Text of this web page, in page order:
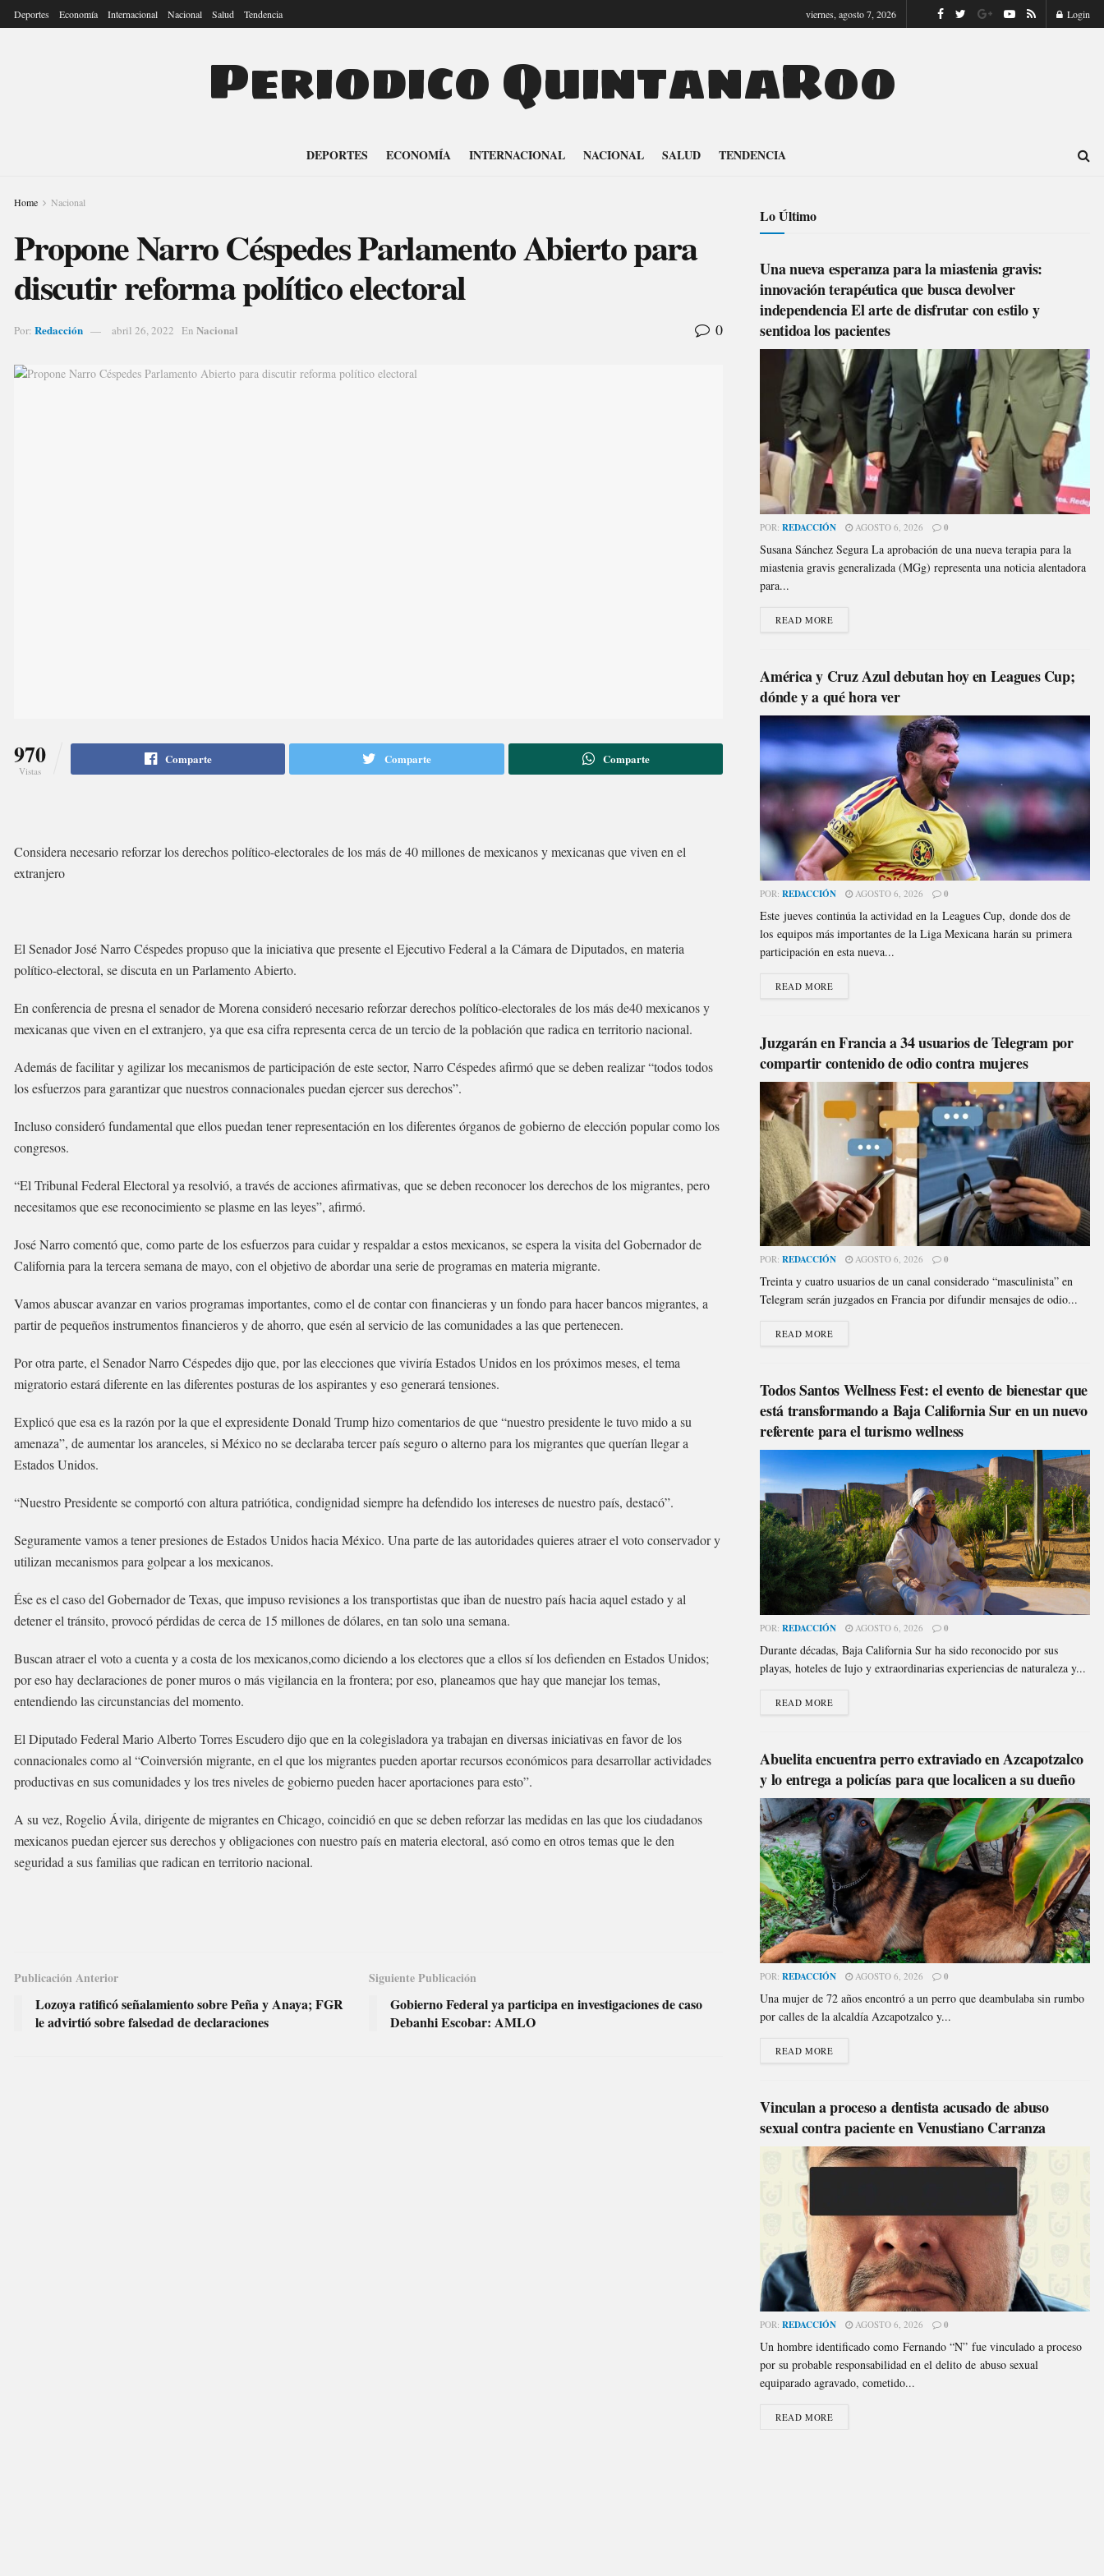
Deportes Economía Internacional Nacional Salud Tendencia viernes, agosto 7, 2026 Login
Periodico QuintanaRoo
DEPORTES ECONOMÍA INTERNACIONAL NACIONAL SALUD TENDENCIA
Home Nacional
Propone Narro Céspedes Parlamento Abierto para
discutir reforma político electoral
Por: Redacción abril 26, 2022 En Nacional 0
970
Vistas
Comparte Comparte Comparte
Considera necesario reforzar los derechos político-electorales de los más de 40 millones de mexicanos y mexicanas que viven en el
extranjero
El Senador José Narro Céspedes propuso que la iniciativa que presente el Ejecutivo Federal a la Cámara de Diputados, en materia
político-electoral, se discuta en un Parlamento Abierto.
En conferencia de presna el senador de Morena consideró necesario reforzar derechos político-electorales de los más de40 mexicanos y
mexicanas que viven en el extranjero, ya que esa cifra representa cerca de un tercio de la población que radica en territorio nacional.
Además de facilitar y agilizar los mecanismos de participación de este sector, Narro Céspedes afirmó que se deben realizar “todos todos
los esfuerzos para garantizar que nuestros connacionales puedan ejercer sus derechos”.
Incluso consideró fundamental que ellos puedan tener representación en los diferentes órganos de gobierno de elección popular como los
congresos.
“El Tribunal Federal Electoral ya resolvió, a través de acciones afirmativas, que se deben reconocer los derechos de los migrantes, pero
necesitamos que ese reconocimiento se plasme en las leyes”, afirmó.
José Narro comentó que, como parte de los esfuerzos para cuidar y respaldar a estos mexicanos, se espera la visita del Gobernador de
California para la tercera semana de mayo, con el objetivo de abordar una serie de programas en materia migrante.
Vamos abuscar avanzar en varios programas importantes, como el de contar con financieras y un fondo para hacer bancos migrantes, a
partir de pequeños instrumentos financieros y de ahorro, que esén al servicio de las comunidades a las que pertenecen.
Por otra parte, el Senador Narro Céspedes dijo que, por las elecciones que viviría Estados Unidos en los próximos meses, el tema
migratorio estará diferente en las diferentes posturas de los aspirantes y eso generará tensiones.
Explicó que esa es la razón por la que el expresidente Donald Trump hizo comentarios de que “nuestro presidente le tuvo mido a su
amenaza”, de aumentar los aranceles, si México no se declaraba tercer país seguro o alterno para los migrantes que querían llegar a
Estados Unidos.
“Nuestro Presidente se comportó con altura patriótica, condignidad siempre ha defendido los intereses de nuestro país, destacó”.
Seguramente vamos a tener presiones de Estados Unidos hacia México. Una parte de las autoridades quieres atraer el voto conservador y
utilizan mecanismos para golpear a los mexicanos.
Ése es el caso del Gobernador de Texas, que impuso revisiones a los transportistas que iban de nuestro país hacia aquel estado y al
detener el tránsito, provocó pérdidas de cerca de 15 millones de dólares, en tan solo una semana.
Buscan atraer el voto a cuenta y a costa de los mexicanos,como diciendo a los electores que a ellos sí los defienden en Estados Unidos;
por eso hay declaraciones de poner muros o más vigilancia en la frontera; por eso, planeamos que hay que manejar los temas,
entendiendo las circunstancias del momento.
El Diputado Federal Mario Alberto Torres Escudero dijo que en la colegisladora ya trabajan en diversas iniciativas en favor de los
connacionales como al “Coinversión migrante, en el que los migrantes pueden aportar recursos económicos para desarrollar actividades
productivas en sus comunidades y los tres niveles de gobierno pueden hacer aportaciones para esto”.
A su vez, Rogelio Ávila, dirigente de migrantes en Chicago, coincidió en que se deben reforzar las medidas en las que los ciudadanos
mexicanos puedan ejercer sus derechos y obligaciones con nuestro país en materia electoral, asó como en otros temas que le den
seguridad a sus familias que radican en territorio nacional.
Publicación Anterior
Lozoya ratificó señalamiento sobre Peña y Anaya; FGR
le advirtió sobre falsedad de declaraciones
Siguiente Publicación
Gobierno Federal ya participa en investigaciones de caso
Debanhi Escobar: AMLO
Lo Último
Una nueva esperanza para la miastenia gravis:
innovación terapéutica que busca devolver
independencia El arte de disfrutar con estilo y
sentidoa los pacientes
POR: REDACCIÓN AGOSTO 6, 2026 0
Susana Sánchez Segura La aprobación de una nueva terapia para la
miastenia gravis generalizada (MGg) representa una noticia alentadora
para...
READ MORE
América y Cruz Azul debutan hoy en Leagues Cup;
dónde y a qué hora ver
POR: REDACCIÓN AGOSTO 6, 2026 0
Este jueves continúa la actividad en la Leagues Cup, donde dos de
los equipos más importantes de la Liga Mexicana harán su primera
participación en esta nueva...
READ MORE
Juzgarán en Francia a 34 usuarios de Telegram por
compartir contenido de odio contra mujeres
POR: REDACCIÓN AGOSTO 6, 2026 0
Treinta y cuatro usuarios de un canal considerado “masculinista” en
Telegram serán juzgados en Francia por difundir mensajes de odio...
READ MORE
Todos Santos Wellness Fest: el evento de bienestar que
está transformando a Baja California Sur en un nuevo
referente para el turismo wellness
POR: REDACCIÓN AGOSTO 6, 2026 0
Durante décadas, Baja California Sur ha sido reconocido por sus
playas, hoteles de lujo y extraordinarias experiencias de naturaleza y...
READ MORE
Abuelita encuentra perro extraviado en Azcapotzalco
y lo entrega a policías para que localicen a su dueño
POR: REDACCIÓN AGOSTO 6, 2026 0
Una mujer de 72 años encontró a un perro que deambulaba sin rumbo
por calles de la alcaldía Azcapotzalco y...
READ MORE
Vinculan a proceso a dentista acusado de abuso
sexual contra paciente en Venustiano Carranza
POR: REDACCIÓN AGOSTO 6, 2026 0
Un hombre identificado como Fernando “N” fue vinculado a proceso
por su probable responsabilidad en el delito de abuso sexual
equiparado agravado, cometido...
READ MORE